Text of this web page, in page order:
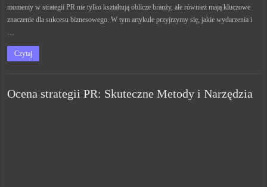
momenty w strategii PR nie tylko kształtują oblicze branży, ale również mają kluczowe
znaczenie dla sukcesu biznesowego. W tym artykule przyjrzymy się, jakie wydarzenia i
…
Czytaj
Ocena strategii PR: Skuteczne Metody i Narzędzia